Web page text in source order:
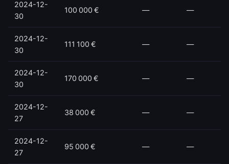
2024-12-
30
100 000 € — —
2024-12-
30
111 100 € — —
2024-12-
30
170 000 € — —
2024-12-
27
38 000 € — —
2024-12-
27
95 000 € — —